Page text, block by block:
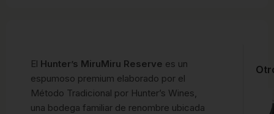
El Hunter’s MiruMiru Reserve es un
espumoso premium elaborado por el
Método Tradicional por Hunter’s Wines,
una bodega familiar de renombre ubicada